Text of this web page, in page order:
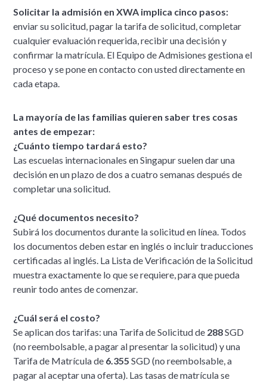
Solicitar la admisión en XWA implica cinco pasos:
enviar su solicitud, pagar la tarifa de solicitud, completar
cualquier evaluación requerida, recibir una decisión y
confirmar la matrícula. El Equipo de Admisiones gestiona el
proceso y se pone en contacto con usted directamente en
cada etapa.
La mayoría de las familias quieren saber tres cosas
antes de empezar:
¿Cuánto tiempo tardará esto?
Las escuelas internacionales en Singapur suelen dar una
decisión en un plazo de dos a cuatro semanas después de
completar una solicitud.
¿Qué documentos necesito?
Subirá los documentos durante la solicitud en línea. Todos
los documentos deben estar en inglés o incluir traducciones
certificadas al inglés. La Lista de Verificación de la Solicitud
muestra exactamente lo que se requiere, para que pueda
reunir todo antes de comenzar.
¿Cuál será el costo?
Se aplican dos tarifas: una Tarifa de Solicitud de 288SGD
(no reembolsable, a pagar al presentar la solicitud) y una
Tarifa de Matrícula de 6.355SGD (no reembolsable, a
pagar al aceptar una oferta). Las tasas de matrícula se